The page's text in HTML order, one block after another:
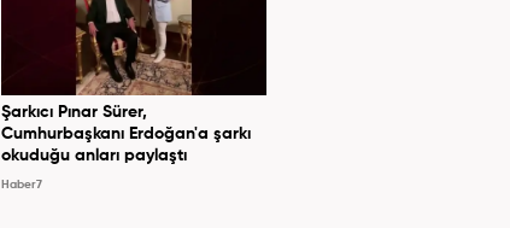
Şarkıcı Pınar Sürer,
Cumhurbaşkanı Erdoğan'a şarkı
okuduğu anları paylaştı
Haber7